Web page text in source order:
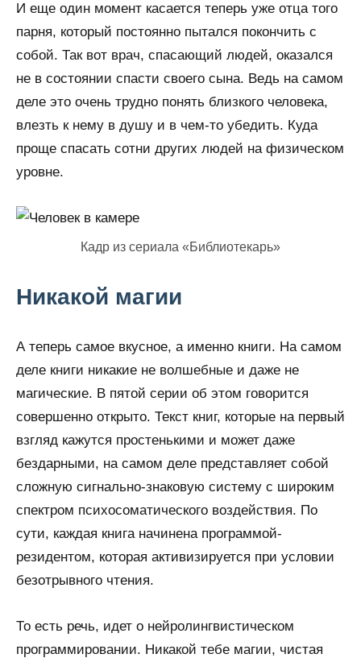
И еще один момент касается теперь уже отца того
парня, который постоянно пытался покончить с
собой. Так вот врач, спасающий людей, оказался
не в состоянии спасти своего сына. Ведь на самом
деле это очень трудно понять близкого человека,
влезть к нему в душу и в чем-то убедить. Куда
проще спасать сотни других людей на физическом
уровне.
Кадр из сериала «Библиотекарь»
Никакой магии
А теперь самое вкусное, а именно книги. На самом
деле книги никакие не волшебные и даже не
магические. В пятой серии об этом говорится
совершенно открыто. Текст книг, которые на первый
взгляд кажутся простенькими и может даже
бездарными, на самом деле представляет собой
сложную сигнально-знаковую систему с широким
спектром психосоматического воздействия. По
сути, каждая книга начинена программой-
резидентом, которая активизируется при условии
безотрывного чтения.
То есть речь, идет о нейролингвистическом
программировании. Никакой тебе магии, чистая